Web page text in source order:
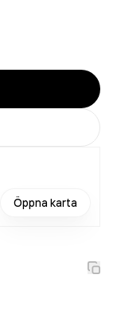
Öppna karta